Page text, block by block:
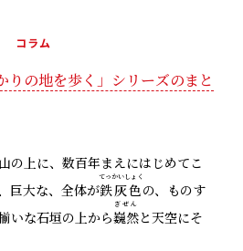
コラム
の地を歩く」シリーズのまと
の上に、数百年まえにはじめてこ
巨大な、全体が鉄灰色
てっかいしょく
の、ものす
いな石垣の上から巍然
ぎぜん
と天空にそ